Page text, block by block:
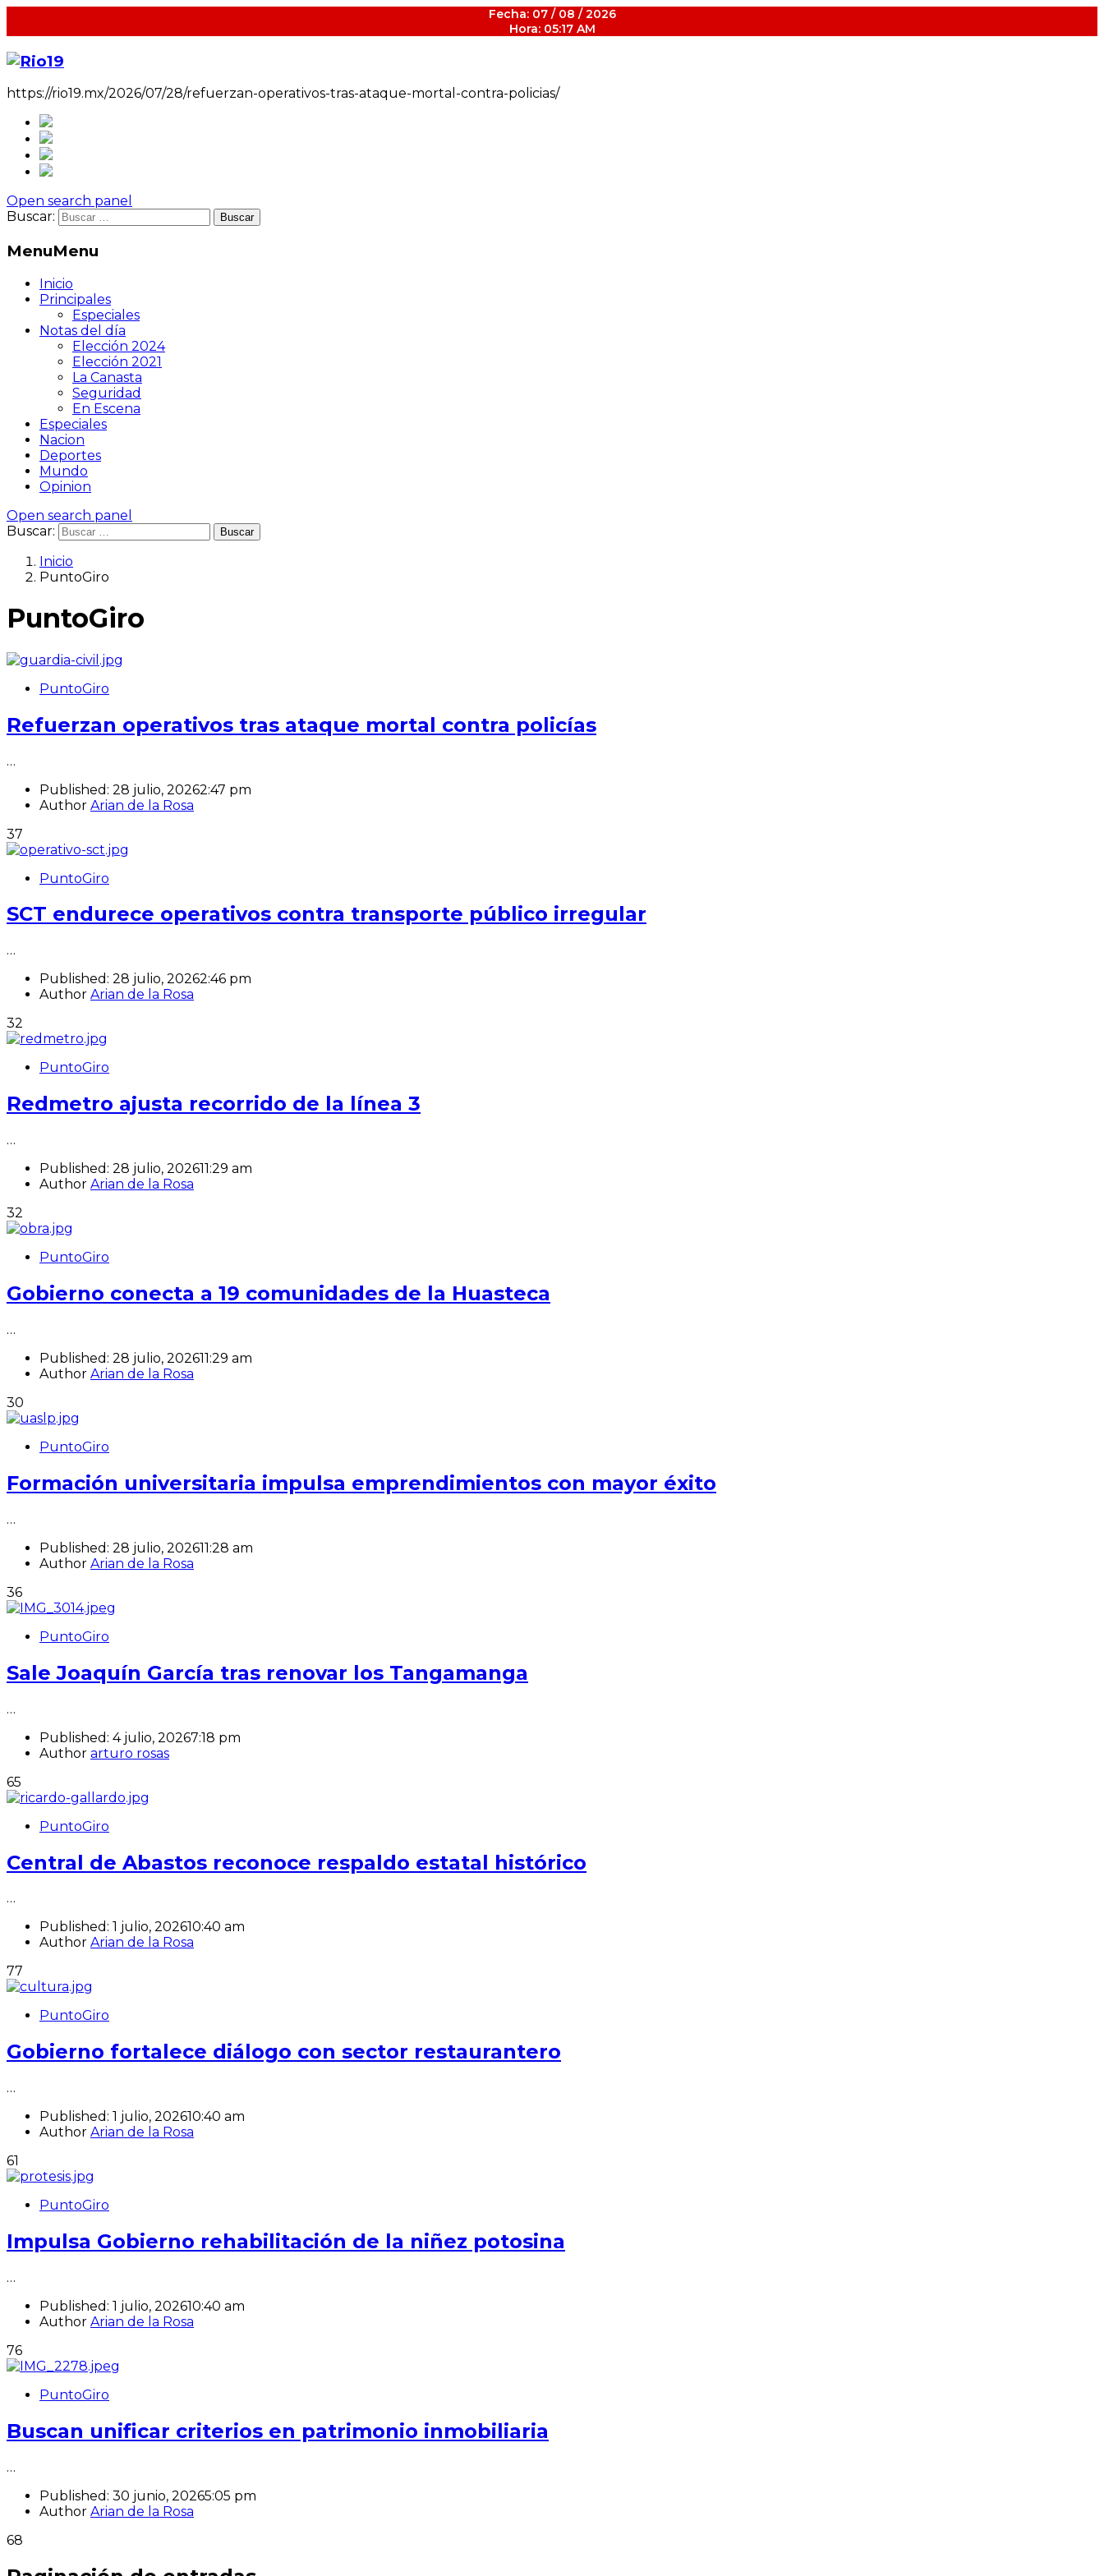
Fecha: 07 / 08 / 2026
Hora: 05:17 AM
https://rio19.mx/2026/07/28/refuerzan-operativos-tras-ataque-mortal-contra-policias/
Open search panel
Buscar:
MenuMenu
Inicio
Principales
Especiales
Notas del día
Elección 2024
Elección 2021
La Canasta
Seguridad
En Escena
Especiales
Nacion
Deportes
Mundo
Opinion
Open search panel
Buscar:
Inicio
PuntoGiro
PuntoGiro
PuntoGiro
Refuerzan operativos tras ataque mortal contra policías
…
Published: 28 julio, 20262:47 pm
Author Arian de la Rosa
37
PuntoGiro
SCT endurece operativos contra transporte público irregular
…
Published: 28 julio, 20262:46 pm
Author Arian de la Rosa
32
PuntoGiro
Redmetro ajusta recorrido de la línea 3
…
Published: 28 julio, 202611:29 am
Author Arian de la Rosa
32
PuntoGiro
Gobierno conecta a 19 comunidades de la Huasteca
…
Published: 28 julio, 202611:29 am
Author Arian de la Rosa
30
PuntoGiro
Formación universitaria impulsa emprendimientos con mayor éxito
…
Published: 28 julio, 202611:28 am
Author Arian de la Rosa
36
PuntoGiro
Sale Joaquín García tras renovar los Tangamanga
…
Published: 4 julio, 20267:18 pm
Author arturo rosas
65
PuntoGiro
Central de Abastos reconoce respaldo estatal histórico
…
Published: 1 julio, 202610:40 am
Author Arian de la Rosa
77
PuntoGiro
Gobierno fortalece diálogo con sector restaurantero
…
Published: 1 julio, 202610:40 am
Author Arian de la Rosa
61
PuntoGiro
Impulsa Gobierno rehabilitación de la niñez potosina
…
Published: 1 julio, 202610:40 am
Author Arian de la Rosa
76
PuntoGiro
Buscan unificar criterios en patrimonio inmobiliaria
…
Published: 30 junio, 20265:05 pm
Author Arian de la Rosa
68